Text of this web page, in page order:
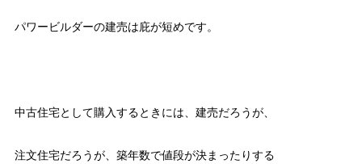
パワービルダーの建売は庇が短めです。
中古住宅として購入するときには、建売だろうが、
注文住宅だろうが、築年数で値段が決まったりする